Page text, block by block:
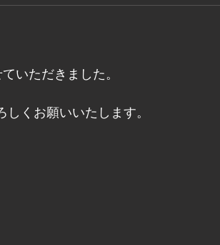
いただきました。
くお願いいたします。